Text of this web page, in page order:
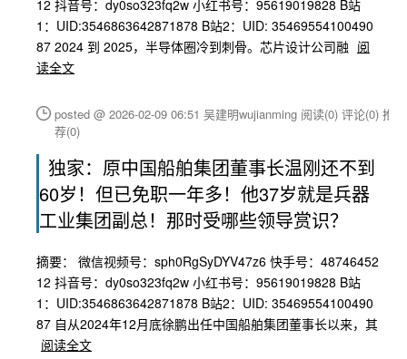
12 抖音号：dy0so323fq2w 小红书号：95619019828 B站
1：UID:3546863642871878 B站2：UID: 35469554100490
87 2024 到 2025，半导体圈冷到刺骨。芯片设计公司融 阅
读全文
posted @ 2026-02-09 06:51 吴建明wujianming 阅读(0) 评论(0) 推
荐(0)
独家：原中国船舶集团董事长温刚还不到
60岁！但已免职一年多！他37岁就是兵器
工业集团副总！那时受哪些领导赏识？
摘要： 微信视频号：sph0RgSyDYV47z6 快手号：48746452
12 抖音号：dy0so323fq2w 小红书号：95619019828 B站
1：UID:3546863642871878 B站2：UID: 35469554100490
87 自从2024年12月底徐鹏出任中国船舶集团董事长以来，其
阅读全文